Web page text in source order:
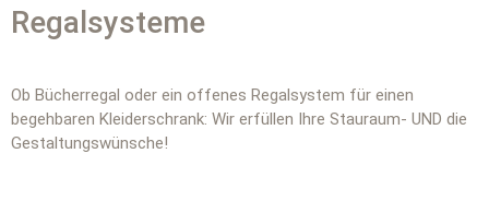
Regalsysteme
Ob Bücherregal oder ein offenes Regalsystem für einen
begehbaren Kleiderschrank: Wir erfüllen Ihre Stauraum- UND die
Gestaltungswünsche!